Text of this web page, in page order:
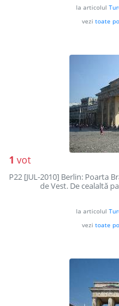
la articolul
vezi toate
1 vot
P22 [JUL-2010] Berlin: Poarta
de Vest. De cealaltă
la articolul
vezi toate